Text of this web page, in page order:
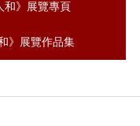
和》展覽專頁
》展覽作品集